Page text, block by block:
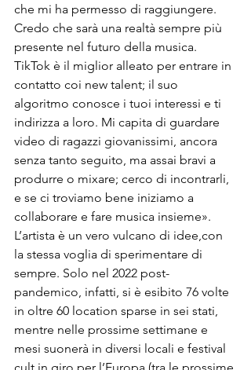
che mi ha permesso di raggiungere.
Credo che sarà una realtà sempre più
presente nel futuro della musica.
TikTok è il miglior alleato per entrare in
contatto coi new talent; il suo
algoritmo conosce i tuoi interessi e ti
indirizza a loro. Mi capita di guardare
video di ragazzi giovanissimi, ancora
senza tanto seguito, ma assai bravi a
produrre o mixare; cerco di incontrarli,
e se ci troviamo bene iniziamo a
collaborare e fare musica insieme».
L’artista è un vero vulcano di idee,con
la stessa voglia di sperimentare di
sempre. Solo nel 2022 post-
pandemico, infatti, si è esibito 76 volte
in oltre 60 location sparse in sei stati,
mentre nelle prossime settimane e
mesi suonerà in diversi locali e festival
cult in giro per l’Europa (tra le prossime